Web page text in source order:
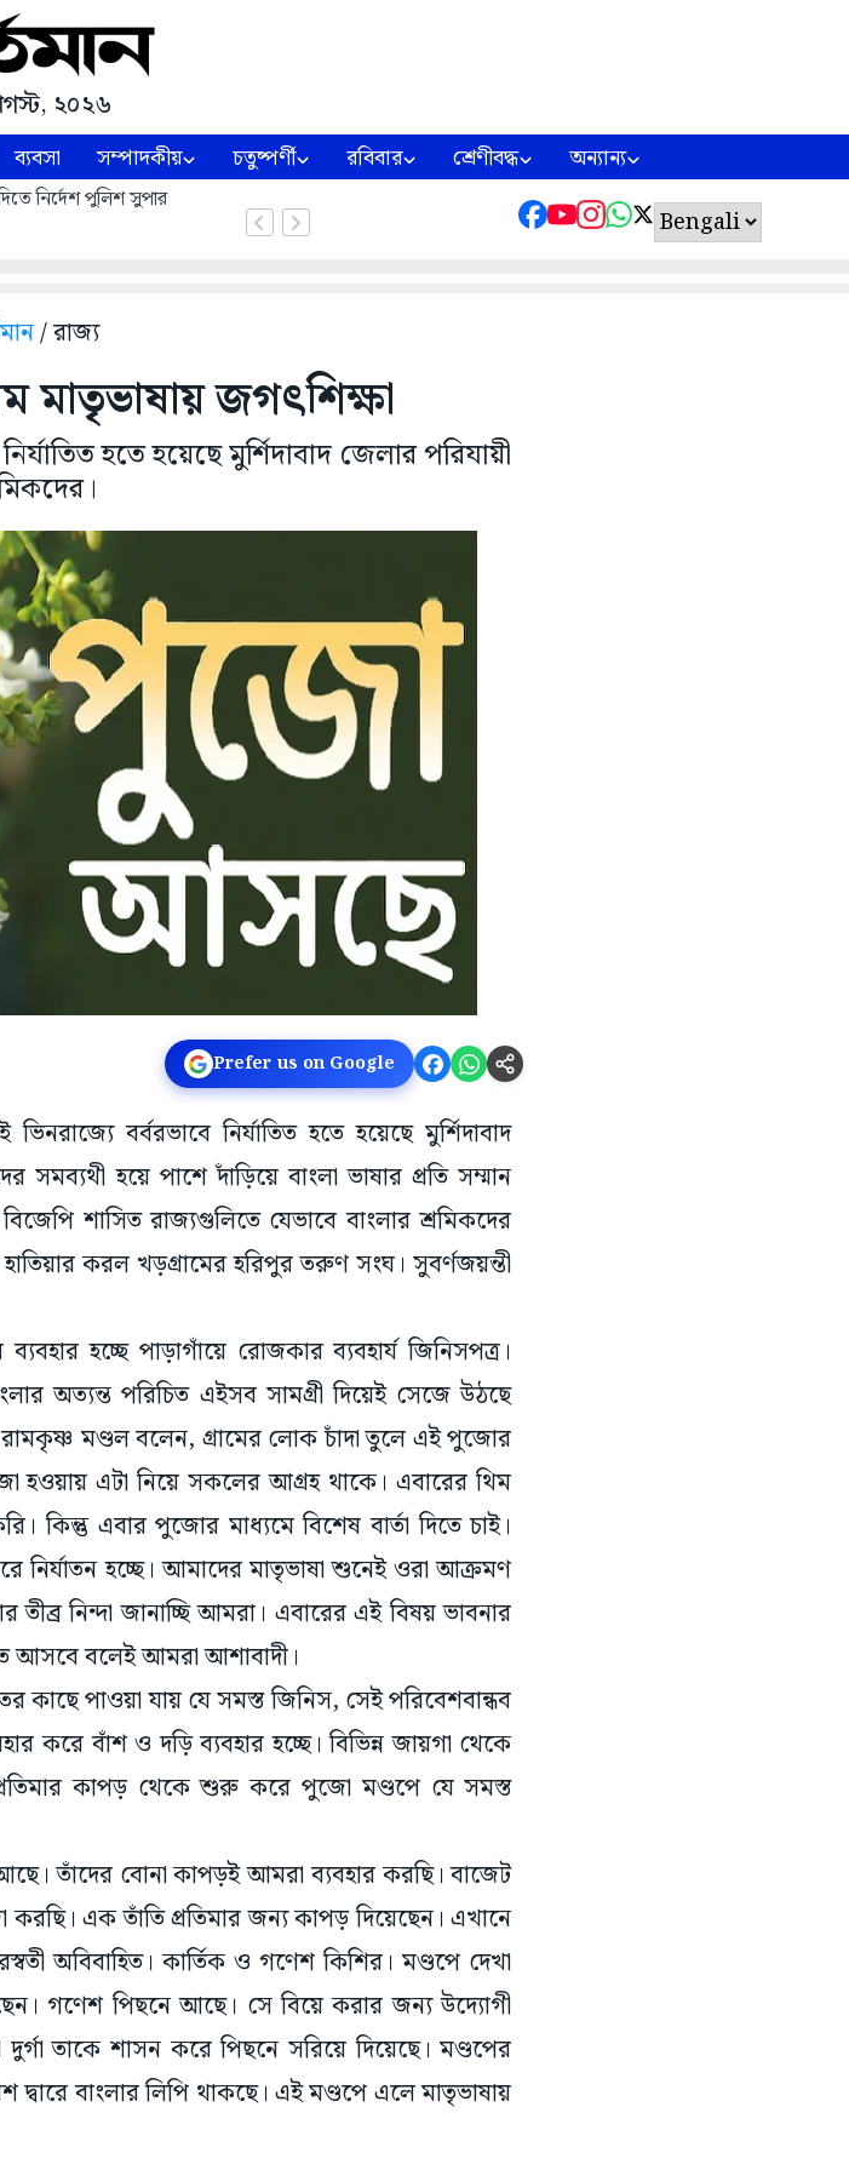
২০২৬
ব্যবসা সম্পাদকীয় চতুষ্পর্ণী রবিবার শ্রেণীবদ্ধ অন্যান্য
নির্দেশ পুলিশ সুপার
/ রাজ্য
মাতৃভাষায় জগৎশিক্ষা
হতে হয়েছে মুর্শিদাবাদ জেলার পরিযায়ী
Prefer us on Google
বর্বরভাবে নির্যাতিত হতে হয়েছে মুর্শিদাবাদ
সমব্যথী হয়ে পাশে দাঁড়িয়ে বাংলা ভাষার প্রতি সম্মান
শাসিত রাজ্যগুলিতে যেভাবে বাংলার শ্রমিকদের
করল খড়গ্রামের হরিপুর তরুণ সংঘ। সুবর্ণজয়ন্তী
হচ্ছে পাড়াগাঁয়ে রোজকার ব্যবহার্য জিনিসপত্র।
অত্যন্ত পরিচিত এইসব সামগ্রী দিয়েই সেজে উঠছে
মণ্ডল বলেন, গ্রামের লোক চাঁদা তুলে এই পুজোর
হওয়ায় এটা নিয়ে সকলের আগ্রহ থাকে। এবারের থিম
কিন্তু এবার পুজোর মাধ্যমে বিশেষ বার্তা দিতে চাই।
নির্যাতন হচ্ছে। আমাদের মাতৃভাষা শুনেই ওরা আক্রমণ
নিন্দা জানাচ্ছি আমরা। এবারের এই বিষয় ভাবনার
আসবে বলেই আমরা আশাবাদী।
কাছে পাওয়া যায় যে সমস্ত জিনিস, সেই পরিবেশবান্ধব
করে বাঁশ ও দড়ি ব্যবহার হচ্ছে। বিভিন্ন জায়গা থেকে
কাপড় থেকে শুরু করে পুজো মণ্ডপে যে সমস্ত
তাঁদের বোনা কাপড়ই আমরা ব্যবহার করছি। বাজেট
এক তাঁতি প্রতিমার জন্য কাপড় দিয়েছেন। এখানে
অবিবাহিত। কার্তিক ও গণেশ কিশির। মণ্ডপে দেখা
গণেশ পিছনে আছে। সে বিয়ে করার জন্য উদ্যোগী
তাকে শাসন করে পিছনে সরিয়ে দিয়েছে। মণ্ডপের
বাংলার লিপি থাকছে। এই মণ্ডপে এলে মাতৃভাষায়